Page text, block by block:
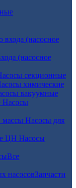
(насосное
секционные
химические
вакуумные
Насосы
Насосы для
Насосы
Все
Запчасти